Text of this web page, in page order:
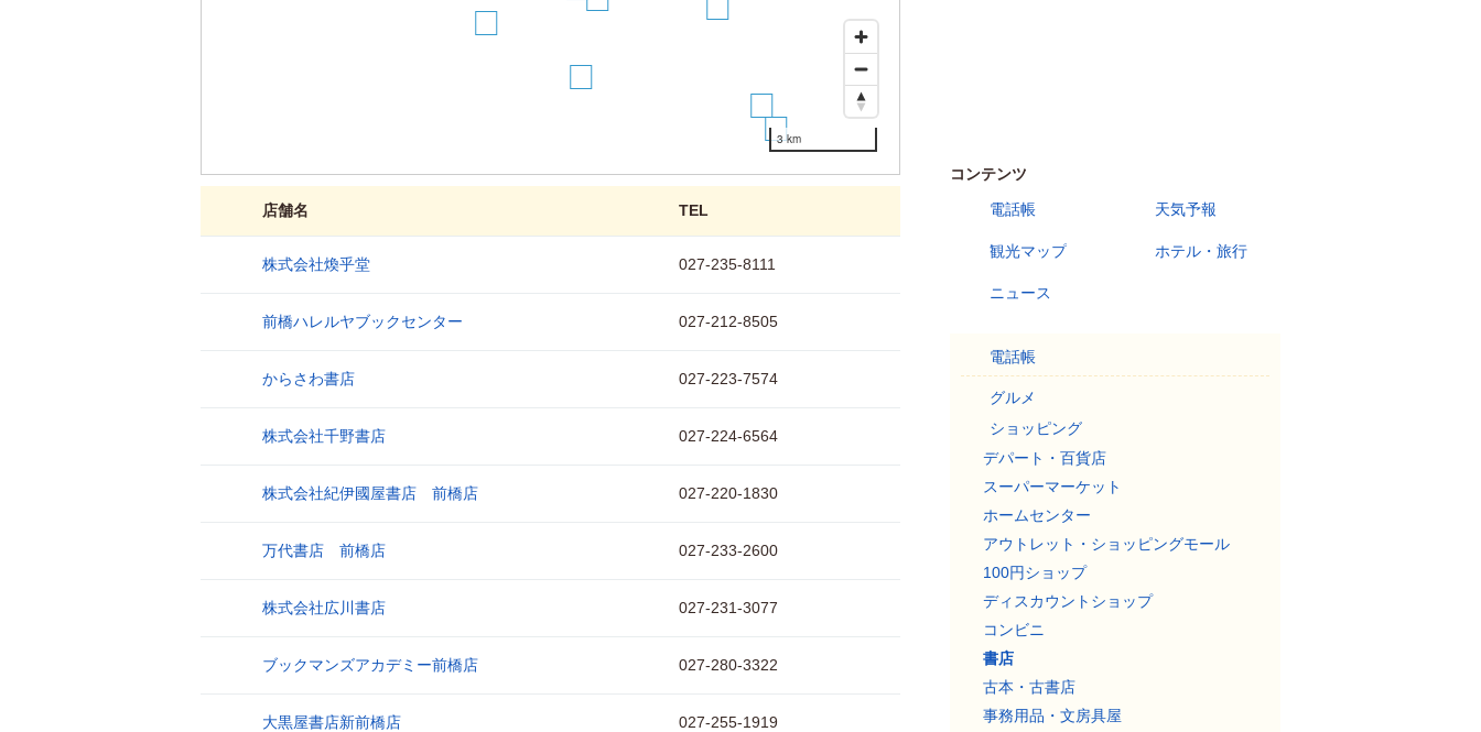
15 3 km
店舗名 TEL
株式会社煥乎堂 027-235-8111
前橋ハレルヤブックセンター 027-212-8505
からさわ書店 027-223-7574
株式会社千野書店 027-224-6564
株式会社紀伊國屋書店 前橋店 027-220-1830
万代書店 前橋店 027-233-2600
株式会社広川書店 027-231-3077
ブックマンズアカデミー前橋店 027-280-3322
大黒屋書店新前橋店 027-255-1919
コンテンツ
電話帳
天気予報
観光マップ ホテル・旅行
ニュース
電話帳
グルメ
ショッピング
デパート・百貨店
スーパーマーケット
ホームセンター
アウトレット・ショッピングモール
100円ショップ
ディスカウントショップ
コンビニ
書店
古本・古書店
事務用品・文房具屋